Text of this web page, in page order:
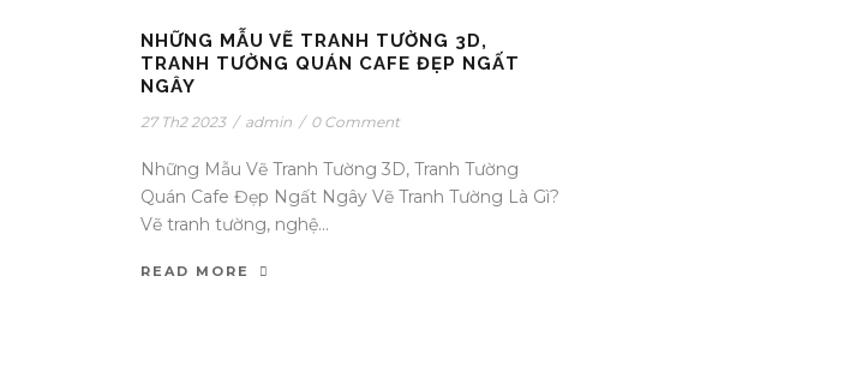
NHỮNG MẪU VẼ TRANH TƯỜNG 3D,
TRANH TƯỜNG QUÁN CAFE ĐẸP NGẤT
NGÂY
27 Th2 2023 / admin / 0 Comment
Những Mẫu Vẽ Tranh Tường 3D, Tranh Tường
Quán Cafe Đẹp Ngất Ngây Vẽ Tranh Tường Là Gì?
Vẽ tranh tường, nghệ...
READ MORE